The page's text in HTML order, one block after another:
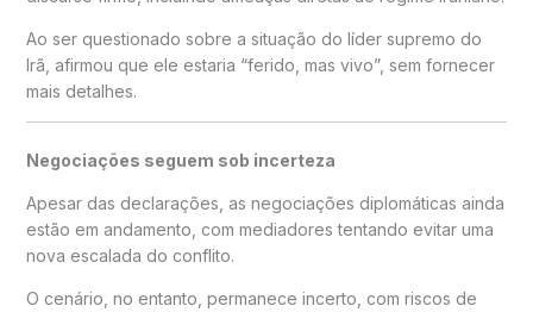
Ao ser questionado sobre a situação do líder supremo do
Irã, afirmou que ele estaria “ferido, mas vivo”, sem fornecer
mais detalhes.
Negociações seguem sob incerteza
Apesar das declarações, as negociações diplomáticas ainda
estão em andamento, com mediadores tentando evitar uma
nova escalada do conflito.
O cenário, no entanto, permanece incerto, com riscos de